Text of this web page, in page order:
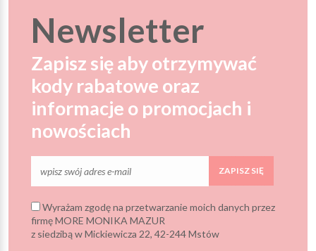
Newsletter
Zapisz się aby otrzymywać
kody rabatowe oraz
informacje o promocjach i
nowościach
ZAPISZ SIĘ
Wyrażam zgodę na przetwarzanie moich danych przez
firmę MORE MONIKA MAZUR
z siedzibą w Mickiewicza 22, 42-244 Mstów